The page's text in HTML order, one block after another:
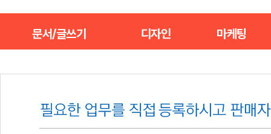
문서/글쓰기 디자인 마케팅